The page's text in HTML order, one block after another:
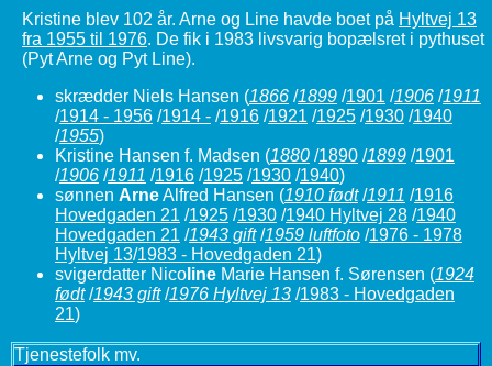
Kristine blev 102 år. Arne og Line havde boet på Hyltvej 13
fra 1955 til 1976. De fik i 1983 livsvarig bopælsret i pythuset
(Pyt Arne og Pyt Line).
skrædder Niels Hansen (1866 /1899 /1901 /1906 /1911
/1914 - 1956 /1914 - /1916 /1921 /1925 /1930 /1940
/1955)
Kristine Hansen f. Madsen (1880 /1890 /1899 /1901
/1906 /1911 /1916 /1925 /1930 /1940)
sønnen ArneAlfred Hansen (1910 født/1911 /1916
Hovedgaden 21 /1925 /1930 /1940 Hyltvej 28 /1940
Hovedgaden 21 /1943 gift/1959 luftfoto /1976 - 1978
Hyltvej 13/1983 - Hovedgaden 21)
svigerdatter Nico line Marie Hansen f. Sørensen (1924
født/1943 gift/1976 Hyltvej 13 /1983 - Hovedgaden
21)
Tjenestefolk mv.